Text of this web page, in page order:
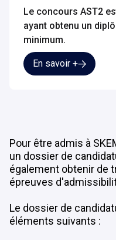
Le concours AST2
ayant obtenu un
minimum.
En savoir +
Pour être admis à
un dossier de
également obtenir de
épreuves
Le dossier de
éléments suivants :